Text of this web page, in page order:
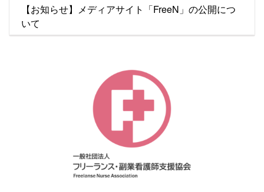
【お知らせ】メディアサイト「FreeN」の公開につ
いて